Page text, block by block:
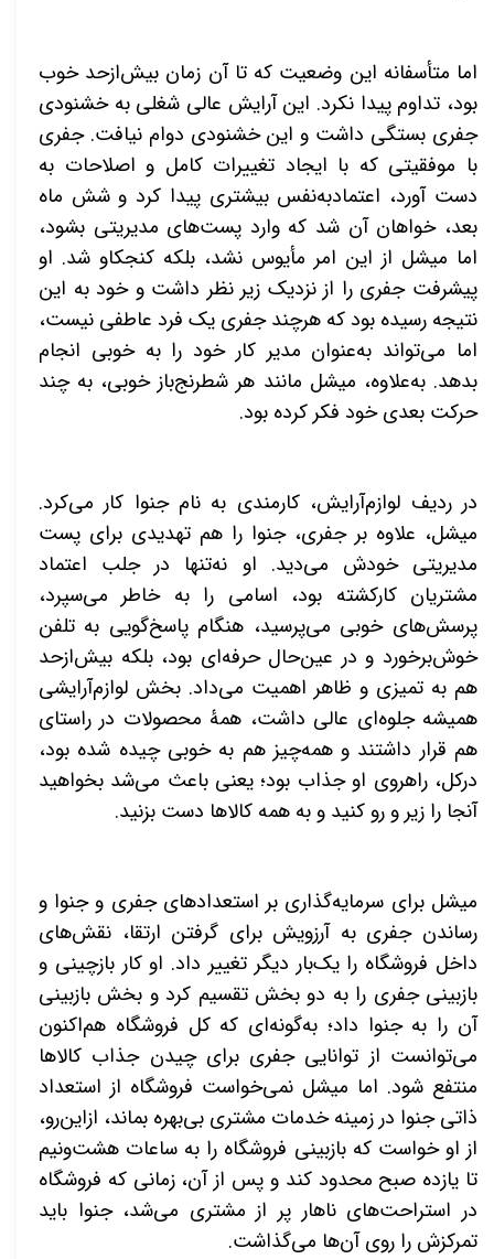
اما متأسفانه این وضعیت که تا آن زمان بیش‌ازحد خوب
بود، تداوم پیدا نکرد. این آرایش عالی شغلی به خشنودی
جفری بستگی داشت و این خشنودی دوام نیافت. جفری
با موفقیتی که با ایجاد تغییرات کامل و اصلاحات به
دست آورد، اعتمادبه‌نفس بیشتری پیدا کرد و شش ماه
بعد، خواهان آن شد که وارد پست‌های مدیریتی بشود،
اما میشل از این امر مأیوس نشد، بلکه کنجکاو شد. او
پیشرفت جفری را از نزدیک زیر نظر داشت و خود به این
نتیجه رسیده بود که هرچند جفری یک فرد عاطفی نیست،
اما می‌تواند به‌عنوان مدیر کار خود را به خوبی انجام
بدهد. به‌علاوه، میشل مانند هر شطرنج‌باز خوبی، به چند
حرکت بعدی خود فکر کرده بود.
در ردیف لوازم‌آرایش، کارمندی به نام جنوا کار می‌کرد.
میشل، علاوه بر جفری، جنوا را هم تهدیدی برای پست
مدیریتی خودش می‌دید. او نه‌تنها در جلب اعتماد
مشتریان کارکشته بود، اسامی را به خاطر می‌سپرد،
پرسش‌های خوبی می‌پرسید، هنگام پاسخ‌گویی به تلفن
خوش‌برخورد و در عین‌حال حرفه‌ای بود، بلکه بیش‌ازحد
هم به تمیزی و ظاهر اهمیت می‌داد. بخش لوازم‌آرایشی
همیشه جلوه‌ای عالی داشت، همۀ محصولات در راستای
هم قرار داشتند و همه‌چیز هم به خوبی چیده‌ شده بود،
درکل، راهروی او جذاب بود؛ یعنی باعث می‌شد بخواهید
آنجا را زیر و رو کنید و به همه کالاها دست بزنید.
میشل برای سرمایه‌گذاری بر استعدادهای جفری و جنوا و
رساندن جفری به آرزویش برای گرفتن ارتقا، نقش‌های
داخل فروشگاه را یک‌بار دیگر تغییر داد. او کار بازچینی و
بازبینی جفری را به دو بخش تقسیم کرد و بخش بازبینی
آن را به جنوا داد؛ به‌گونه‌ای که کل فروشگاه هم‌اکنون
می‌توانست از توانایی جفری برای چیدن جذاب کالاها
منتفع شود. اما میشل نمی‌خواست فروشگاه از استعداد
ذاتی جنوا در زمینه خدمات مشتری بی‌بهره بماند، ازاین‌رو،
از او خواست که بازبینی فروشگاه را به ساعات هشت‌ونیم
تا یازده صبح محدود کند و پس از آن، زمانی که فروشگاه
در استراحت‌های ناهار پر از مشتری می‌شد، جنوا باید
تمرکزش را روی آن‌ها می‌گذاشت.